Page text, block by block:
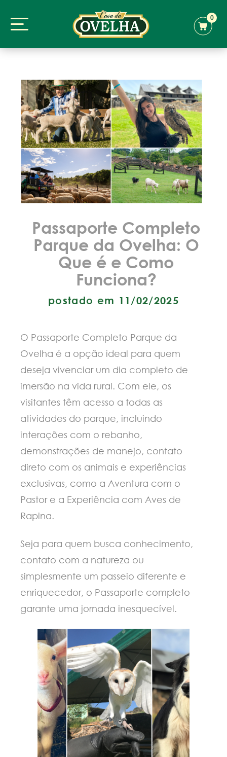
0
Passaporte Completo
Parque da Ovelha: O
Que é e Como
Funciona?
postado em 11/02/2025
O Passaporte Completo Parque da
Ovelha é a opção ideal para quem
deseja vivenciar um dia completo de
imersão na vida rural. Com ele, os
visitantes têm acesso a todas as
atividades do parque, incluindo
interações com o rebanho,
demonstrações de manejo, contato
direto com os animais e experiências
exclusivas, como a Aventura com o
Pastor e a Experiência com Aves de
Rapina.
Seja para quem busca conhecimento,
contato com a natureza ou
simplesmente um passeio diferente e
enriquecedor, o Passaporte completo
garante uma jornada inesquecível.